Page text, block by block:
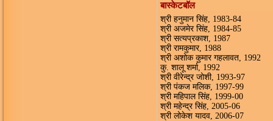
बास्केटबॉल
श्री हनुमान सिंह, 1983-84
श्री अजमेर सिंह, 1984-85
श्री सत्यप्रकाश, 1987
श्री रामकुमार, 1988
श्री अशोक कुमार गहलावत, 1992
कु. शालू शर्मा, 1992
श्री वीरेन्द्र जोशी, 1993-97
श्री पंकज मलिक, 1997-99
श्री महिपाल सिंह, 1999-00
श्री महेन्द्र सिंह, 2005-06
श्री लोकेश यादव, 2006-07